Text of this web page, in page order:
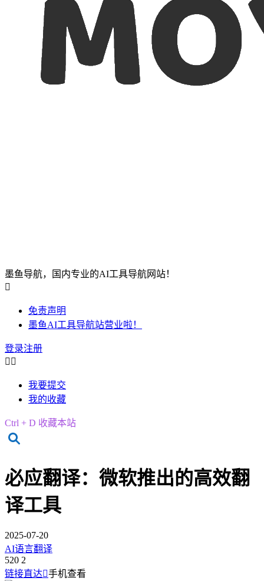
墨鱼导航，国内专业的AI工具导航网站！

免责声明
墨鱼AI工具导航站营业啦！
登录注册
 
我要提交
我的收藏
Ctrl + D 收藏本站
必应翻译：微软推出的高效翻
译工具
2025-07-20
AI语言翻译
520 2
链接直达手机查看